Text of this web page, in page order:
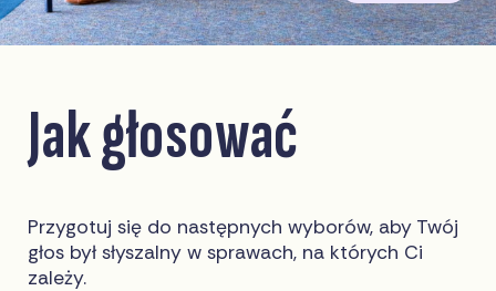
Jak głosować
Przygotuj się do następnych wyborów, aby Twój
głos był słyszalny w sprawach, na których Ci
zależy.